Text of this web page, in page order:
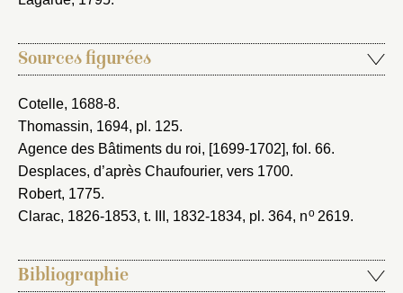
Sources figurées
Cotelle, 1688-8.
Thomassin, 1694, pl. 125.
Agence des Bâtiments du roi, [1699-1702], fol. 66.
Desplaces, d’après Chaufourier, vers 1700.
Robert, 1775.
Clarac, 1826-1853, t. III, 1832-1834, pl. 364, no2619.
Bibliographie